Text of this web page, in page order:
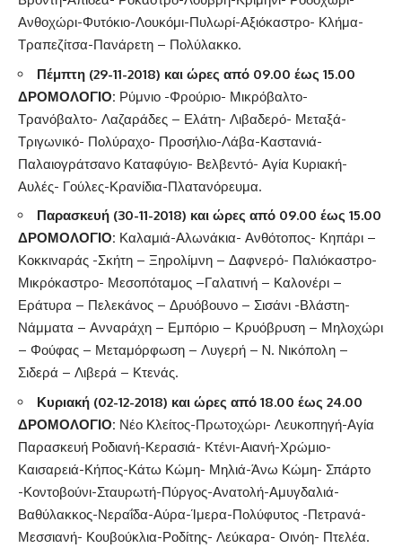
Ανθοχώρι-Φυτόκιο-Λουκόμι-Πυλωρί-Αξιόκαστρο- Κλήμα-
Τραπεζίτσα-Πανάρετη – Πολύλακκο.
Πέμπτη (29-11-2018) και ώρες από 09.00 έως 15.00
ΔΡΟΜΟΛΟΓΙΟ: Ρύμνιο -Φρούριο- Μικρόβαλτο-
Τρανόβαλτο- Λαζαράδες – Ελάτη- Λιβαδερό- Μεταξά-
Τριγωνικό- Πολύραχο- Προσήλιο-Λάβα-Καστανιά-
Παλαιογράτσανο Καταφύγιο- Βελβεντό- Αγία Κυριακή-
Αυλές- Γούλες-Κρανίδια-Πλατανόρευμα.
Παρασκευή (30-11-2018) και ώρες από 09.00 έως 15.00
ΔΡΟΜΟΛΟΓΙΟ: Καλαμιά-Αλωνάκια- Ανθότοπος- Κηπάρι –
Κοκκιναράς -Σκήτη – Ξηρολίμνη – Δαφνερό- Παλιόκαστρο-
Μικρόκαστρο- Μεσοπόταμος –Γαλατινή – Καλονέρι –
Εράτυρα – Πελεκάνος – Δρυόβουνο – Σισάνι -Βλάστη-
Νάμματα – Ανναράχη – Εμπόριο – Κρυόβρυση – Μηλοχώρι
– Φούφας – Μεταμόρφωση – Λυγερή – N. Νικόπολη –
Σιδερά – Λιβερά – Κτενάς.
Κυριακή (02-12-2018) και ώρες από 18.00 έως 24.00
ΔΡΟΜΟΛΟΓΙΟ: Νέο Κλείτος-Πρωτοχώρι- Λευκοπηγή-Αγία
Παρασκευή Ροδιανή-Κερασιά- Κτένι-Αιανή-Χρώμιο-
Καισαρειά-Κήπος-Κάτω Κώμη- Μηλιά-Άνω Κώμη- Σπάρτο
-Κοντοβούνι-Σταυρωτή-Πύργος-Ανατολή-Αμυγδαλιά-
Βαθύλακκος-Νεραΐδα-Αύρα-Ίμερα-Πολύφυτος -Πετρανά-
Μεσσιανή- Κουβούκλια-Ροδίτης- Λεύκαρα- Οινόη- Πτελέα.